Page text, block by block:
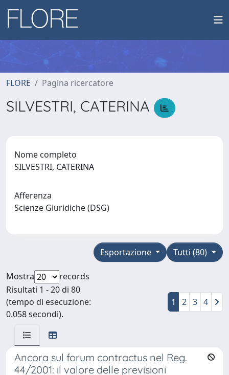
FLORE Pagina ricercatore
SILVESTRI, CATERINA
Nome completo
SILVESTRI, CATERINA
Afferenza
Scienze Giuridiche (DSG)
Tutti (80)
Esportazione
Mostra
records
Risultati 1 - 20 di 80
(tempo di esecuzione:
0.058 secondi).
1 2 3 4
Ancora sul forum contractus nel Reg.
44/2001: il valore delle previsioni